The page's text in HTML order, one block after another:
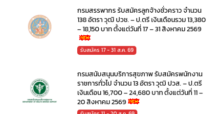
กรมสรรพากร รับสมัครลูกจ้างชั่วคราว จำนวน
138 อัตรา วุฒิ ปวช. – ป.ตรี เงินเดือนรวม 13,380
– 18,150 บาท ตั้งแต่วันที่ 17 – 31 สิงหาคม 2569
รับสมัคร 17 - 31 ส.ค. 69
กรมสนับสนุนบริการสุขภาพ รับสมัครพนักงาน
ราชการทั่วไป จำนวน 13 อัตรา วุฒิ ปวส. – ป.ตรี
เงินเดือน 16,700 – 24,680 บาท ตั้งแต่วันที่ 11 –
20 สิงหาคม 2569